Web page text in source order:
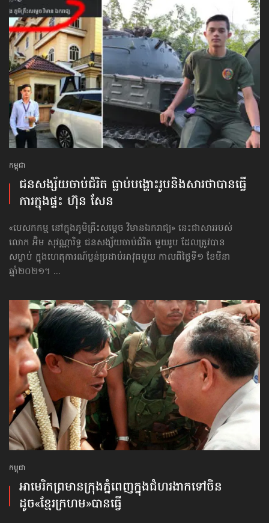
កម្ពុជា
ជនសង្ស័យ​ចាប់ជំរិត ធ្លាប់បង្ហោះរូបនិងសារថា​បានធ្វើ
ការក្នុងផ្ទះ ហ៊ុន សែន
«បេសកកម្ម នៅក្នុងភូមិគ្រឹះសម្ដេច វិមានឯករាជ្យ» នេះជាសាររបស់
លោក អ៊ិម សុវណ្ណារិទ្ធ ជនសង្ស័យ​ចាប់ជំរិត មួយរូប ដែល​ត្រូវបាន
សម្លាប់ ក្នុងហេតុការណ៍ប្លន់ប្រដាប់អាវុធមួយ កាលពីថ្ងៃទី១ ខែមីនា
ឆ្នាំ២០២១។ ...
កម្ពុជា
អាមេរិក​ព្រមាន​ក្រុងភ្នំពេញ​ក្នុងជំហរ​ងាកទៅ​ចិន
ដូច«ខ្មែរក្រហម»​បានធ្វើ